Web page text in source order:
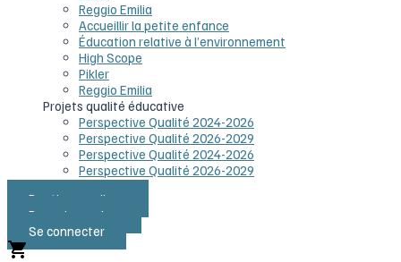
Reggio Emilia
Accueillir la petite enfance
Éducation relative à l’environnement
High Scope
Pikler
Reggio Emilia
Projets qualité éducative
Perspective Qualité 2024-2026
Perspective Qualité 2026-2029
Perspective Qualité 2024-2026
Perspective Qualité 2026-2029
Boutique en ligne
Devenir membre
Se connecter